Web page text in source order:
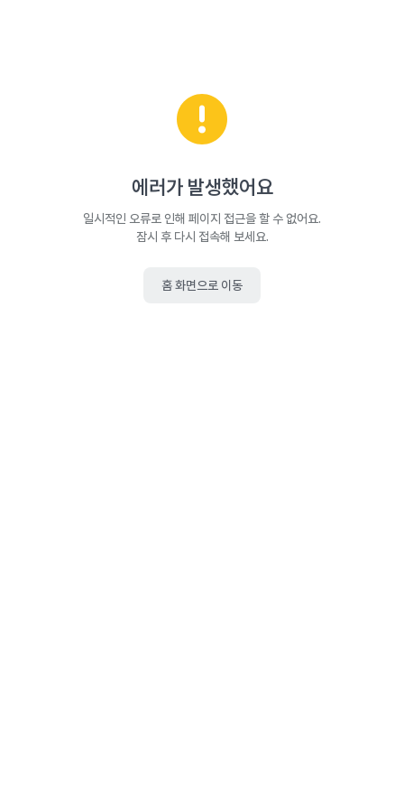
에러가 발생했어요
일시적인 오류로 인해 페이지 접근을 할 수 없어요.
잠시 후 다시 접속해 보세요.
홈 화면으로 이동